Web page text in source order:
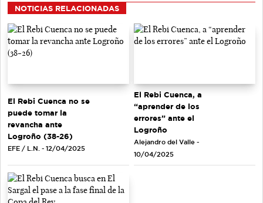
NOTICIAS RELACIONADAS
El Rebi Cuenca no se
puede tomar la
revancha ante
Logroño (38-26)
EFE / L.N. - 12/04/2025
El Rebi Cuenca, a
“aprender de los
errores” ante el
Logroño
Alejandro del Valle -
10/04/2025